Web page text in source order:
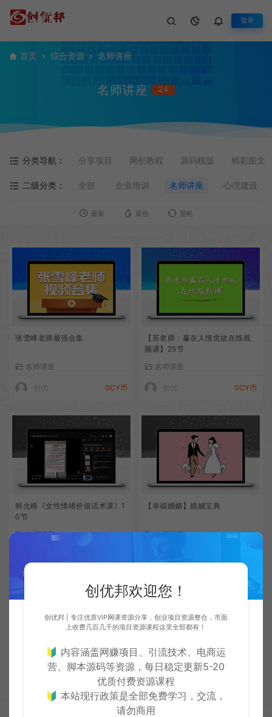
登录
首页 综合资源 名师讲座
名师讲座 24
分类导航： 分享项目 网创教程 源码模版 精彩图文
二级分类： 全部 企业培训 名师讲座 心理建设
最新 最热 随机
张雪峰老师最强合集
名师讲座
0CY币
【苏老师：赢在人情世故在线视
频课】25节
名师讲座
0CY币
韩允格《女性情绪价值话术课》1
0节
名师讲座
【幸福婚姻】婚姻宝典
名师讲座
13类绝版古籍资源，涵盖医书、
易经、佛学、风水等等，每本都
名师讲座
完结】给女孩的性教育课
名师讲座
创优邦欢迎您！
创优邦 | 专注优质VIP网课资源分享，创业项目资源整合，市面
上收费几百几千的项目资源课程这里全部都有！
🔰 内容涵盖网赚项目、引流技术、电商运
营、脚本源码等资源，每日稳定更新5-20
优质付费资源课程
🔰 本站现行政策是全部免费学习，交流，
请勿商用